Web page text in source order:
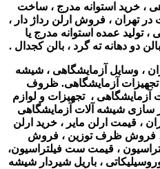
، خرید استوانه مدرج ، ساخت
تهران ، فروش ارلن رداژ دار ،
عمده استوانه مدرج یا
دو دهانه ته گرد ، بالن کجدال .
، وسایل آزمایشگاهی ، شیشه
تجهیزات آزمایشگاهی. ظروف
، تجهیزات و لوازم
سازی شیشه آلات آزمایشگاهی
، قیمت ارلن مایر ، خرید ارلن
، فروش ظرف توزین ، فروش
، قیمت ست فیلتراسیون،
، باریل شیردار شیشه